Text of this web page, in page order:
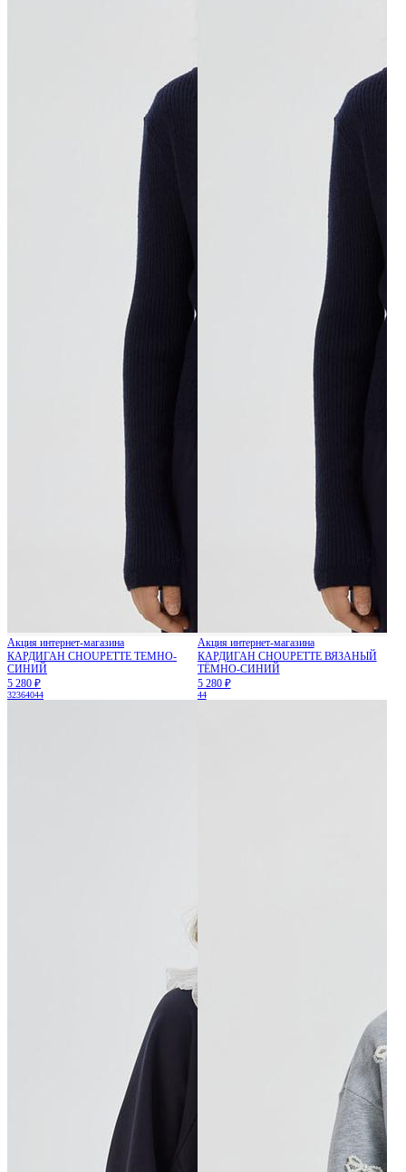
Акция интернет-магазина
КАРДИГАН CHOUPETTE ТЕМНО-
СИНИЙ
5 280 ₽
32364044
Акция интернет-магазина
КАРДИГАН CHOUPETTE ВЯЗАНЫЙ
ТЁМНО-СИНИЙ
5 280 ₽
44